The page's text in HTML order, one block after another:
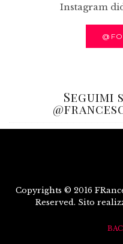
Instagram
Seguimi
Copyrights © 2016
Reserved. Sito